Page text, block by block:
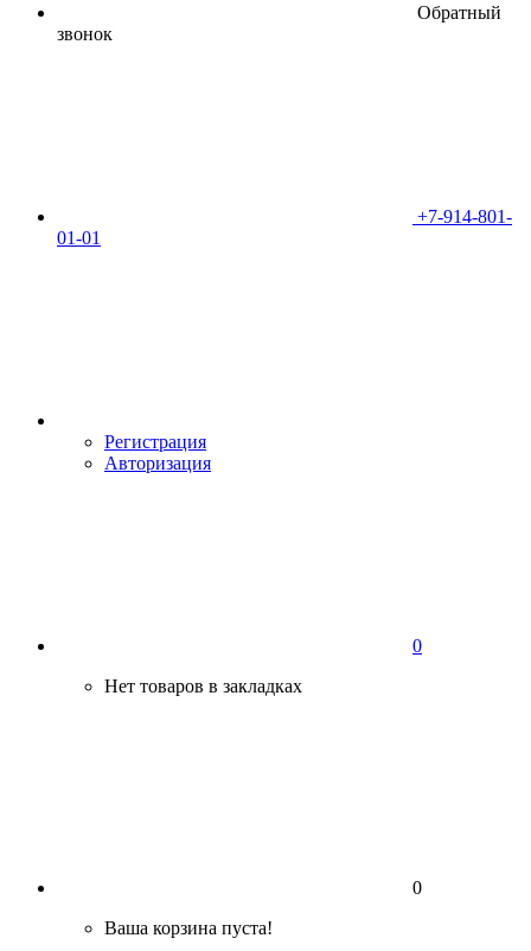
Обратный
звонок
+7-914-801-
01-01
Регистрация
Авторизация
0
Нет товаров в закладках
0
Ваша корзина пуста!